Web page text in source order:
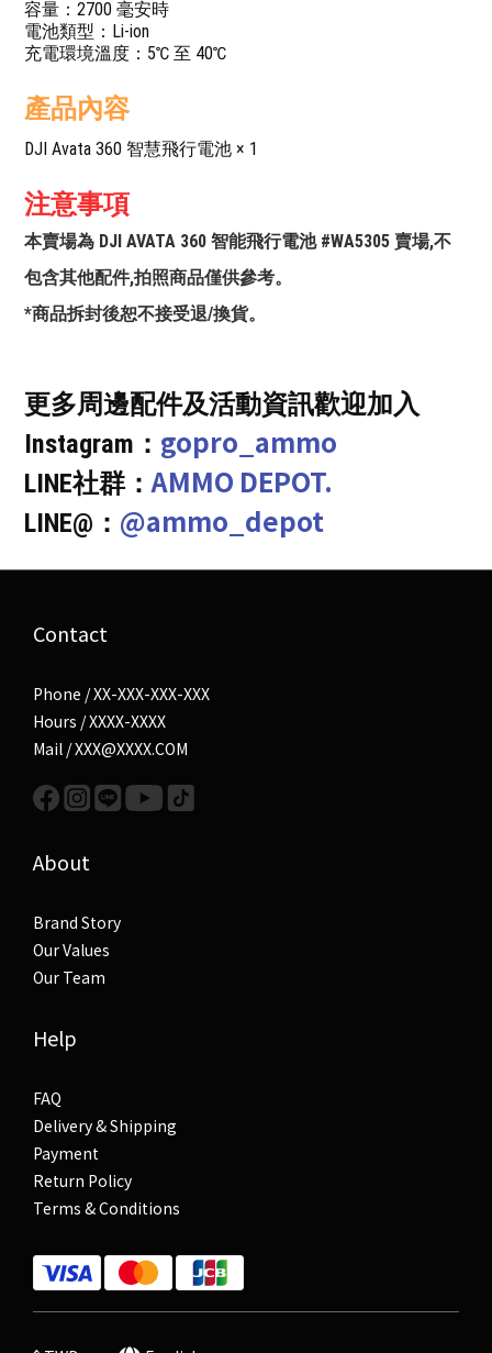
容量：2700 毫安時
電池類型：Li-ion
充電環境溫度：5℃ 至 40℃
產品內容
DJI Avata 360 智慧飛行電池 × 1
注意事項
本賣場為 DJI AVATA 360 智能飛行電池 #WA5305 賣場,不
包含其他配件,拍照商品僅供參考。
*商品拆封後恕不接受退/換貨。
更多周邊配件及活動資訊歡迎加入
Instagram： gopro_ammo
LINE社群：AMMO DEPOT.
LINE@： @ammo_depot
Contact
Phone / XX-XXX-XXX-XXX
Hours / XXXX-XXXX
Mail / XXX@XXXX.COM
About
Brand Story
Our Values
Our Team
Help
FAQ
Delivery & Shipping
Payment
Return Policy
Terms & Conditions